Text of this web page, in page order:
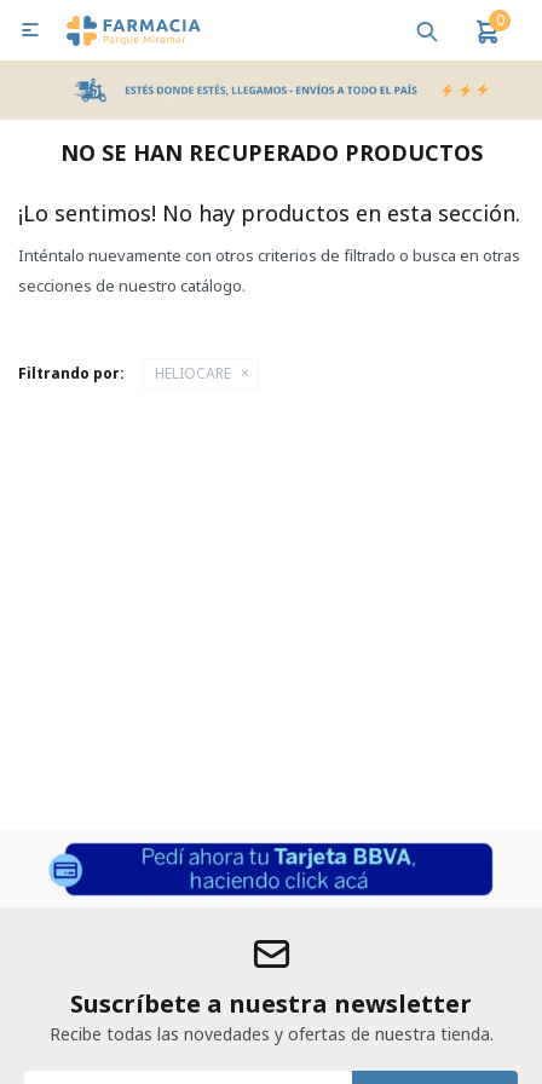
0

NO SE HAN RECUPERADO PRODUCTOS
¡Lo sentimos! No hay productos en esta sección.
Inténtalo nuevamente con otros criterios de filtrado o busca en otras
secciones de nuestro catálogo.
Filtrando por: HELIOCARE
Suscríbete a nuestra newsletter
Recibe todas las novedades y ofertas de nuestra tienda.
MI CUENTA
Bebes y Maternidad Salud
Pañales y Toallitas
Lactancia y Nutrición
Higiene y Bienestar